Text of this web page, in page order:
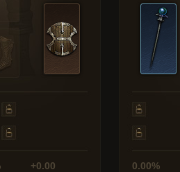
+0.00 0.00%